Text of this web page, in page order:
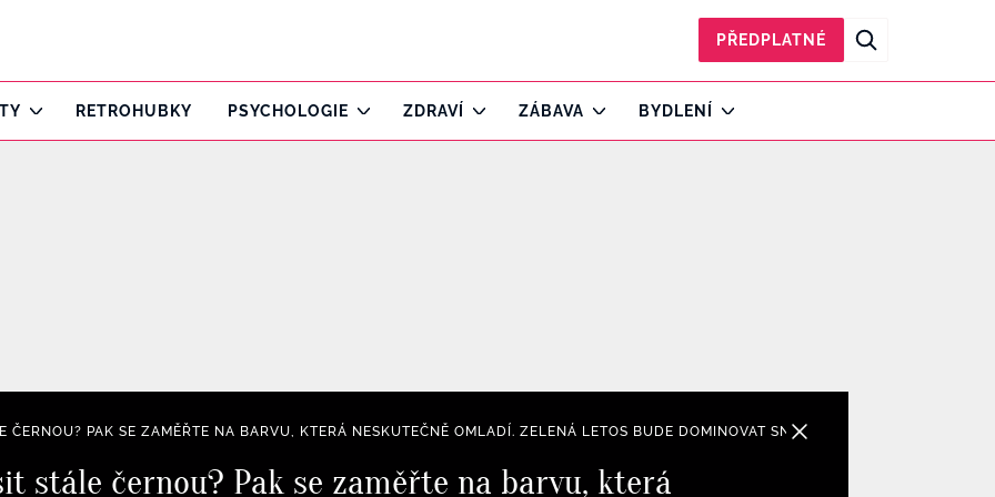
PŘEDPLATNÉ
RETROHUBKY PSYCHOLOGIE ZDRAVÍ ZÁBAVA BYDLENÍ
ČERNOU? PAK SE ZAMĚŘTE NA BARVU, KTERÁ NESKUTEČNĚ OMLADÍ. ZELENÁ LETOS BUDE DOMINOVAT SNAD VŠEM TRENDY
stále černou? Pak se zaměřte na barvu, která